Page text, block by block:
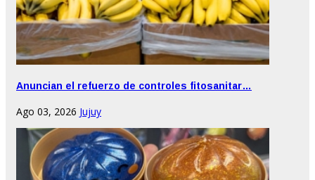
Anuncian el refuerzo de controles fitosanitar…
Ago 03, 2026 Jujuy